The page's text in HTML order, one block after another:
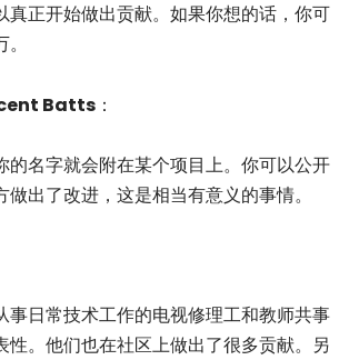
真正开始做出贡献。如果你想的话，你可
Batts ：
的名字就会附在某个项目上。你可以公开
出了改进，这是相当有意义的事情。
事日常技术工作的电视修理工和教师共事
性。他们也在社区上做出了很多贡献。另